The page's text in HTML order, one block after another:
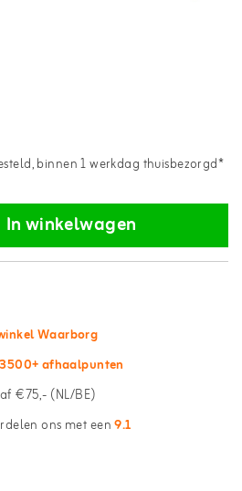
binnen 1 werkdag thuisbezorgd*
In winkelwagen
Waarborg
3500+ afhaalpunten
€75,- (NL/BE)
ons met een9.1